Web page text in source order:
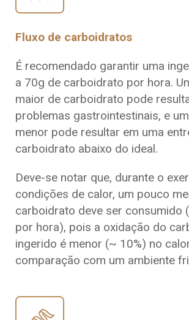
Fluxo de carboidratos
É recomendado garantir uma
a 70g de carboidrato por hora.
maior de carboidrato pode
problemas gastrointestinais, e
menor pode resultar em uma
carboidrato abaixo do ideal.
Deve-se notar que, durante o
condições de calor, um pouco
carboidrato deve ser consumido
por hora), pois a oxidação do
ingerido é menor (~ 10%) no
comparação com um ambiente